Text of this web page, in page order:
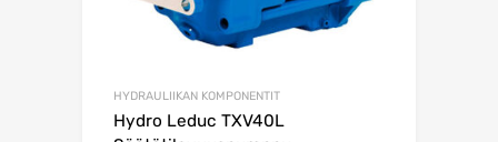
HYDRAULIIKAN KOMPONENTIT
Hydro Leduc TXV40L